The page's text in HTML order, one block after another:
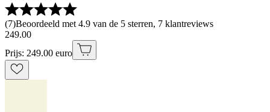
(7)Beoordeeld met 4.9 van de 5 sterren, 7 klantreviews
249.00
Prijs: 249.00 euro